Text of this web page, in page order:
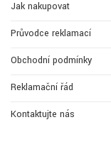
Jak nakupovat
Průvodce reklamací
Obchodní podmínky
Reklamační řád
Kontaktujte nás